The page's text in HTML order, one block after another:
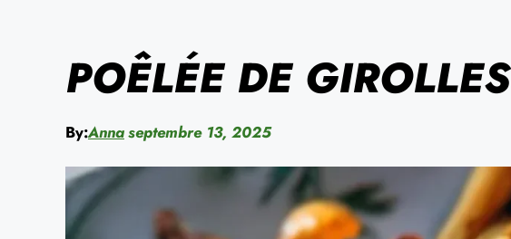
POÊLÉE DE GIROLLES
By:Annaseptembre 13, 2025